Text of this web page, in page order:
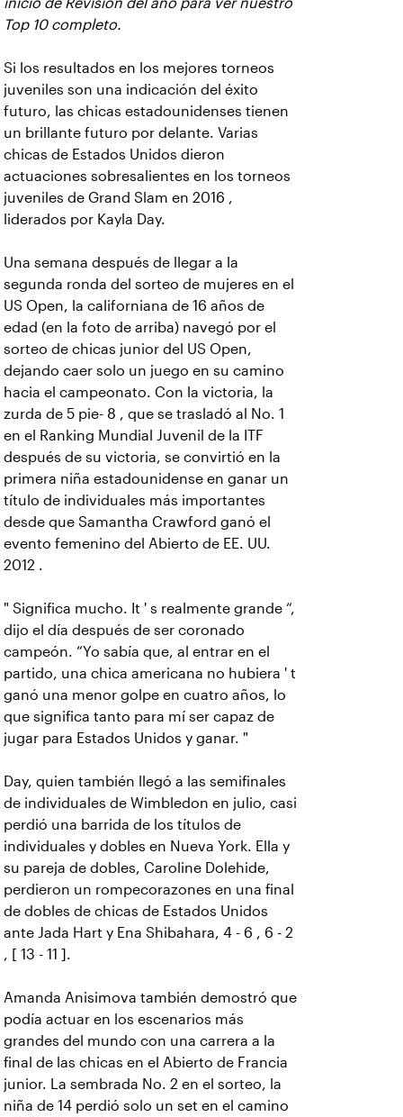
inicio de Revisión del año para ver nuestro
Top 10 completo.
Si los resultados en los mejores torneos
juveniles son una indicación del éxito
futuro, las chicas estadounidenses tienen
un brillante futuro por delante. Varias
chicas de Estados Unidos dieron
actuaciones sobresalientes en los torneos
juveniles de Grand Slam en 2016 ,
liderados por Kayla Day.
Una semana después de llegar a la
segunda ronda del sorteo de mujeres en el
US Open, la californiana de 16 años de
edad (en la foto de arriba) navegó por el
sorteo de chicas junior del US Open,
dejando caer solo un juego en su camino
hacia el campeonato. Con la victoria, la
zurda de 5 pie- 8 , que se trasladó al No. 1
en el Ranking Mundial Juvenil de la ITF
después de su victoria, se convirtió en la
primera niña estadounidense en ganar un
título de individuales más importantes
desde que Samantha Crawford ganó el
evento femenino del Abierto de EE. UU.
2012 .
" Significa mucho. It ' s realmente grande “,
dijo el día después de ser coronado
campeón. “Yo sabía que, al entrar en el
partido, una chica americana no hubiera ' t
ganó una menor golpe en cuatro años, lo
que significa tanto para mí ser capaz de
jugar para Estados Unidos y ganar. "
Day, quien también llegó a las semifinales
de individuales de Wimbledon en julio, casi
perdió una barrida de los títulos de
individuales y dobles en Nueva York. Ella y
su pareja de dobles, Caroline Dolehide,
perdieron un rompecorazones en una final
de dobles de chicas de Estados Unidos
ante Jada Hart y Ena Shibahara, 4 - 6 , 6 - 2
, [ 13 - 11 ].
Amanda Anisimova también demostró que
podía actuar en los escenarios más
grandes del mundo con una carrera a la
final de las chicas en el Abierto de Francia
junior. La sembrada No. 2 en el sorteo, la
niña de 14 perdió solo un set en el camino